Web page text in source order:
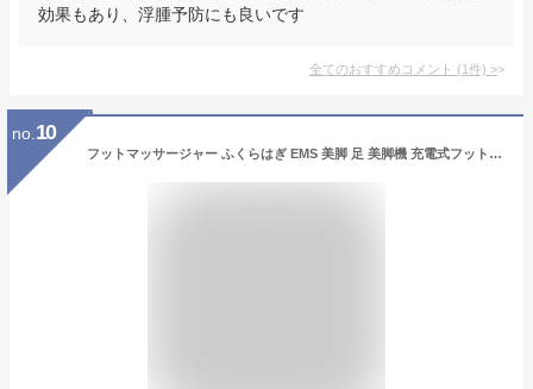
効果もあり、浮腫予防にも良いです
全てのおすすめコメント (1件) >
no. 10
フットマッサージャー ふくらはぎ EMS 美脚 足 美脚機 充電式フットケア 筋トレ マッサージ 足マッサージ機 エアー式 レッグリラクスサー 脚痩せ コードレス 足 トレーニング エアマッサージャー 120分連続使用 3段階強度 むくみ 立ち仕事 父の日 プレゼント